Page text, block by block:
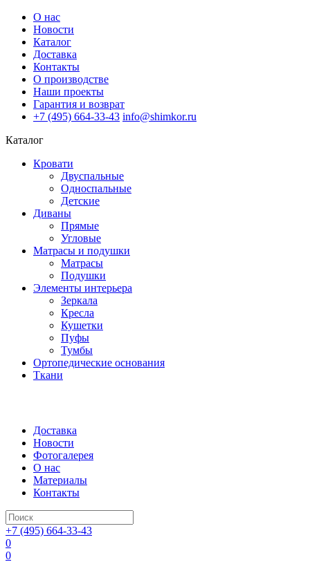
О нас
Новости
Каталог
Доставка
Контакты
О производстве
Наши проекты
Гарантия и возврат
+7 (495) 664-33-43 info@shimkor.ru
Каталог
Кровати
Двуспальные
Односпальные
Детские
Диваны
Прямые
Угловые
Матрасы и подушки
Матрасы
Подушки
Элементы интерьера
Зеркала
Кресла
Кушетки
Пуфы
Тумбы
Ортопедические основания
Ткани
Доставка
Новости
Фотогалерея
О нас
Материалы
Контакты
+7 (495) 664-33-43
0
0